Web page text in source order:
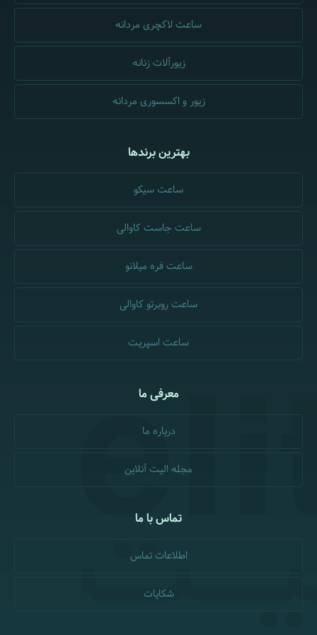
ساعت لاکچری مردانه
زیورآلات زنانه
زیور و اکسسوری مردانه
بهترین برندها
ساعت سیکو
ساعت جاست کاوالی
ساعت فره میلانو
ساعت روبرتو کاوالی
ساعت اسپریت
معرفی ما
درباره ما
مجله الیت آنلاین
تماس با ما
اطلاعات تماس
شکایات